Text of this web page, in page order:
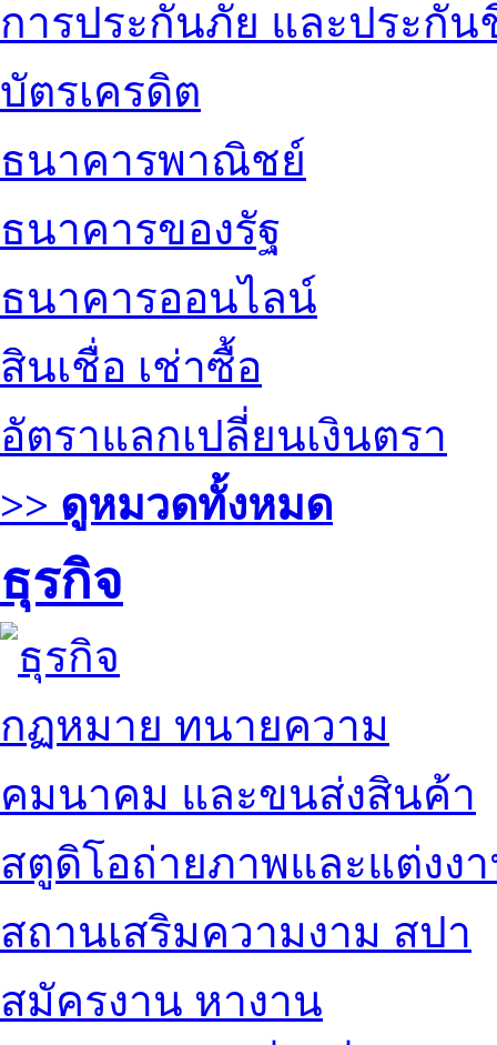
การประกันภัย และประกัน
บัตรเครดิต
ธนาคารพาณิชย์
ธนาคารของรัฐ
ธนาคารออนไลน์
สินเชื่อ เช่าซื้อ
อัตราแลกเปลี่ยนเงินตรา
>> ดูหมวดทั้งหมด
ธุรกิจ
กฏหมาย ทนายความ
คมนาคม และขนส่งสินค้า
สตูดิโอถ่ายภาพและแต่งง
สถานเสริมความงาม สปา
สมัครงาน หางาน